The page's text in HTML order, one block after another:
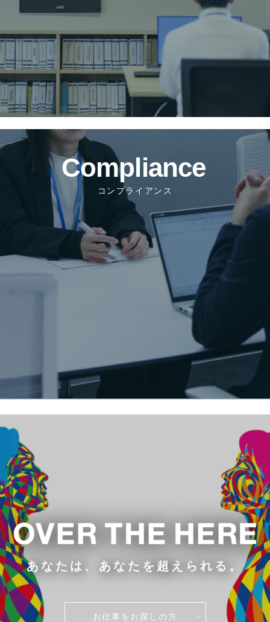
コンプライアンス
あなたは、あなたを超えられる。
お仕事をお探しの方